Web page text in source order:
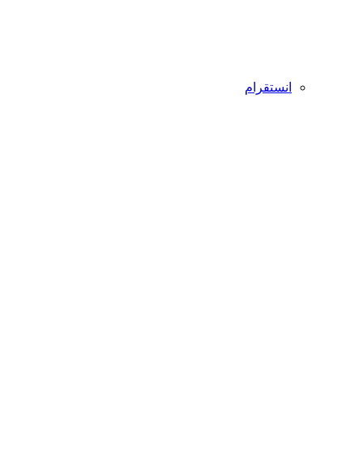
انستقرام